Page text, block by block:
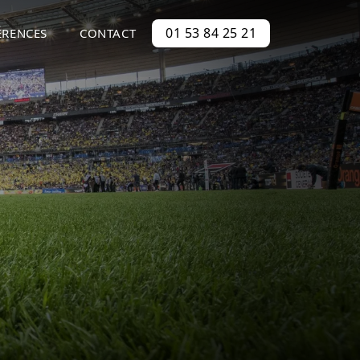
CONTACT 01 53 84 25 21